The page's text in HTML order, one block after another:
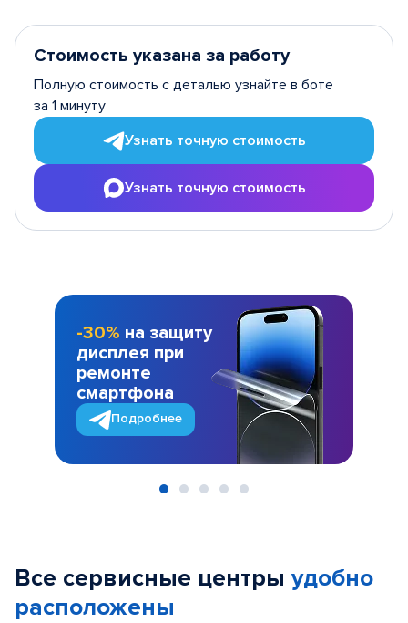
Стоимость указана за работу
Полную стоимость с деталью узнайте в боте
за 1 минуту
Узнать точную стоимость
Узнать точную стоимость
-30% на защиту
дисплея при
ремонте
смартфона
Подробнее
Все сервисные центры удобно
расположены